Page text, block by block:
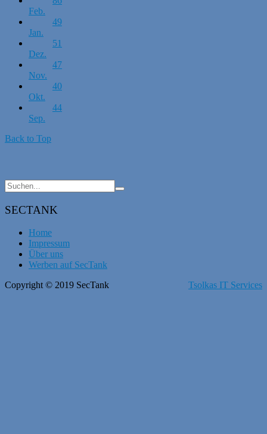
Feb.
49
Jan.
51
Dez.
47
Nov.
40
Okt.
44
Sep.
Back to Top
SECTANK
Home
Impressum
Über uns
Werben auf SecTank
Copyright © 2019 SecTank
Tsolkas IT Services